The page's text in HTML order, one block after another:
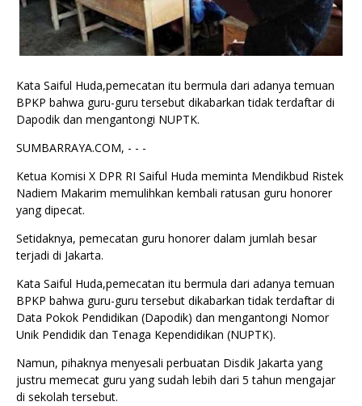
Kata Saiful Huda,pemecatan itu bermula dari adanya temuan
BPKP bahwa guru-guru tersebut dikabarkan tidak terdaftar di
Dapodik dan mengantongi NUPTK.
SUMBARRAYA.COM, - - -
Ketua Komisi X DPR RI Saiful Huda meminta Mendikbud Ristek
Nadiem Makarim memulihkan kembali ratusan guru honorer
yang dipecat.
Setidaknya, pemecatan guru honorer dalam jumlah besar
terjadi di Jakarta.
Kata Saiful Huda,pemecatan itu bermula dari adanya temuan
BPKP bahwa guru-guru tersebut dikabarkan tidak terdaftar di
Data Pokok Pendidikan (Dapodik) dan mengantongi Nomor
Unik Pendidik dan Tenaga Kependidikan (NUPTK).
Namun, pihaknya menyesali perbuatan Disdik Jakarta yang
justru memecat guru yang sudah lebih dari 5 tahun mengajar
di sekolah tersebut.